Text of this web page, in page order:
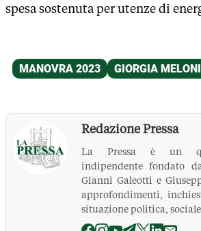
spesa sostenuta per utenze di
Redazione Pressa
La Pressa è un
indipendente fondato
Gianni Galeotti e
approfondimenti,
situazione politica,